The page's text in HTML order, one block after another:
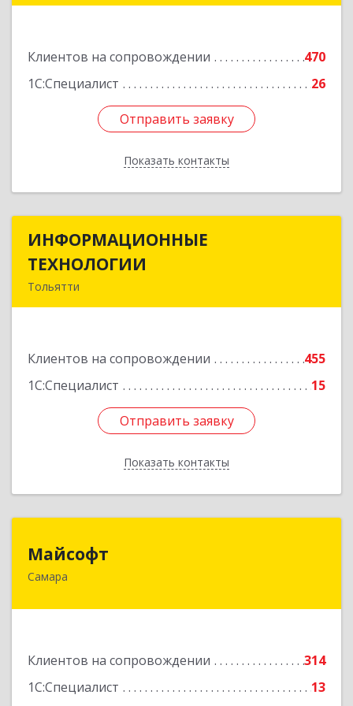
Клиентов на сопровождении
470
1С:Специалист
26
Отправить заявку
Показать контакты
Отправить заявку
Назад
ИНФОРМАЦИОННЫЕ
ТЕХНОЛОГИИ
Тольятти
Клиентов на сопровождении
455
1С:Специалист
15
Отправить заявку
Показать контакты
ИНФОРМАЦИОННЫЕ
Подробнее
Отправить заявку
Назад
Майсофт
Самара
Клиентов на сопровождении
314
1С:Специалист
13
443076, Самарская обл, Самара г, Партизанская